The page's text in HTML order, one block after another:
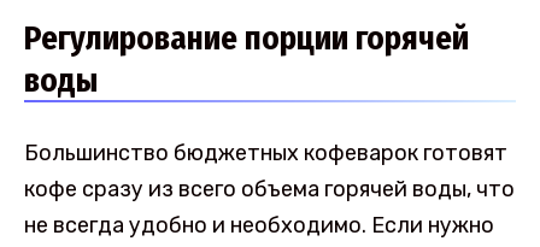
Регулирование порции горячей
воды
Большинство бюджетных кофеварок готовят
кофе сразу из всего объема горячей воды, что
не всегда удобно и необходимо. Если нужно